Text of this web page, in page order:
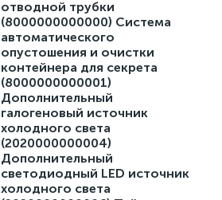
отводной трубки
(8000000000000) Система
автоматического
опустошения и очистки
контейнера для секрета
(8000000000001)
Дополнительный
галогеновый источник
холодного света
(2020000000004)
Дополнительный
светодиодный LED источник
холодного света